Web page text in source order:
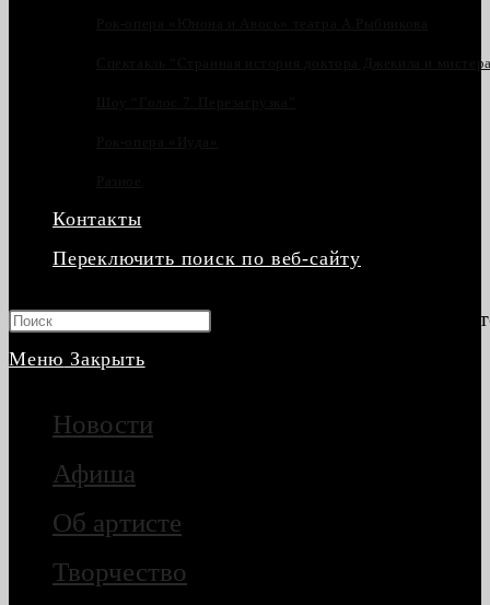
Спектакль “Странная история доктора Джекила и
Контакты
Переключить поиск по веб-сайту
Нажмите клавишу Escape,
Меню Закрыть
Новости
Афиша
Об артисте
Творчество